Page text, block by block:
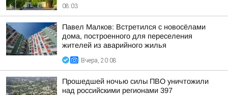
08:03
Павел Малков: Встретился с новосёлами
дома, построенного для переселения
жителей из аварийного жилья
Вчера, 20:08
Прошедшей ночью силы ПВО уничтожили
над российскими регионами 397